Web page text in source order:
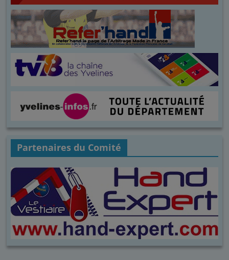
Partenaires du Comité